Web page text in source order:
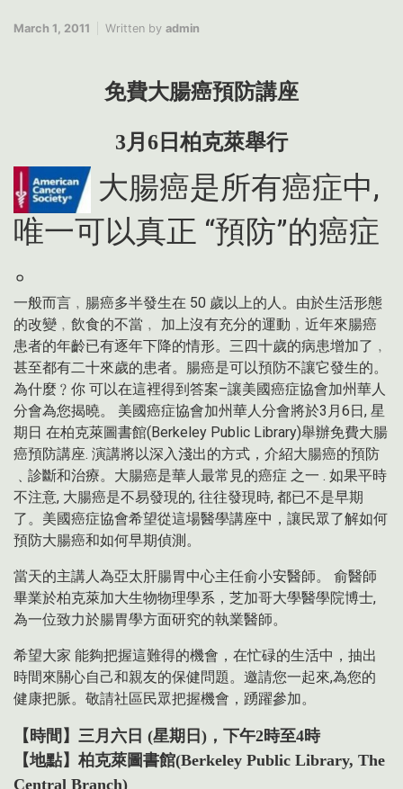
March 1, 2011 Written by admin
免費大腸癌預防講座
3月6日柏克萊舉行
大腸癌是所有癌症中,
唯一可以真正 “預防”的癌症
。
一般而言﹐腸癌多半發生在 50 歲以上的人。由於生活形態
的改變﹐飲食的不當﹐ 加上沒有充分的運動﹐近年來腸癌
患者的年齡已有逐年下降的情形。三四十歲的病患增加了﹐
甚至都有二十來歲的患者。腸癌是可以預防不讓它發生的。
為什麼﹖你 可以在這裡得到答案–讓美國癌症協會加州華人
分會為您揭曉。 美國癌症協會加州華人分會將於3月6日, 星
期日 在柏克萊圖書館(Berkeley Public Library)舉辦免費大腸
癌預防講座. 演講將以深入淺出的方式，介紹大腸癌的預防
﹑診斷和治療。大腸癌是華人最常見的癌症 之一 . 如果平時
不注意, 大腸癌是不易發現的, 往往發現時, 都已不是早期
了。美國癌症協會希望從這場醫學講座中，讓民眾了解如何
預防大腸癌和如何早期偵測。
當天的主講人為亞太肝腸胃中心主任俞小安醫師。 俞醫師
畢業於柏克萊加大生物物理學系，芝加哥大學醫學院博士,
為一位致力於腸胃學方面研究的執業醫師。
希望大家 能夠把握這難得的機會，在忙碌的生活中，抽出
時間來關心自己和親友的保健問題。邀請您一起來,為您的
健康把脈。敬請社區民眾把握機會，踴躍參加。
【時間】 三月六日 (星期日)，下午2時至4時
【地點】柏克萊圖書館(Berkeley Public Library, The
Central Branch)